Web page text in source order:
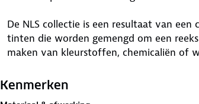
De NLS collectie is een resultaat van
tinten die worden gemengd om een
maken van kleurstoffen, chemicaliën of
Kenmerken